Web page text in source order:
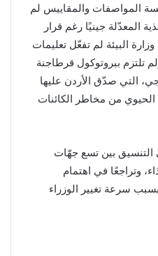
المواصفات والمقاييس لم
المعدّلة جينيًا رغم قرار
البيئة لم تفعّل تعليمات
الأحيائية لعام 2009، ولم تلتزم ببروتوكول قرطاجنة
التي صدّق الأردن عليها
الحيوي من مخاطر الكائنات
بين تسع جهّات
وتراجعًا في اهتمام
سرعة تغيير الوزراء